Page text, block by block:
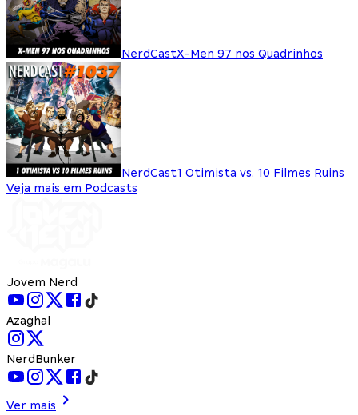
NerdCastX-Men 97 nos Quadrinhos
NerdCast1 Otimista vs. 10 Filmes Ruins
Veja mais em Podcasts
Jovem Nerd
Azaghal
NerdBunker
Ver mais